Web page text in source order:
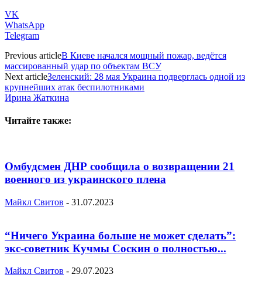
VK
WhatsApp
Telegram
Previous articleВ Киеве начался мощный пожар, ведётся
массированный удар по объектам ВСУ
Next articleЗеленский: 28 мая Украина подверглась одной из
крупнейших атак беспилотниками
Ирина Жаткина
Читайте также:
Омбудсмен ДНР сообщила о возвращении 21
военного из украинского плена
Майкл Свитов - 31.07.2023
“Ничего Украина больше не может сделать”:
экс-советник Кучмы Соскин о полностью...
Майкл Свитов - 29.07.2023